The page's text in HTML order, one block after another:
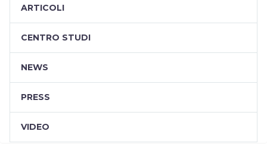
ARTICOLI
CENTRO STUDI
NEWS
PRESS
VIDEO